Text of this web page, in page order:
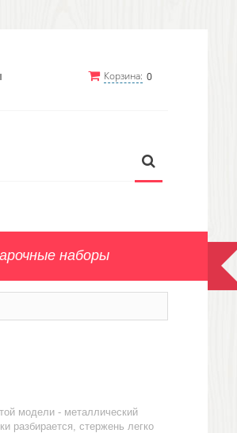
Корзина: 0
наборы
модели - металлический
разбирается, стержень легко